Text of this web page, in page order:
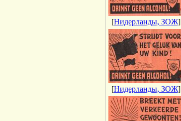
[Нидерланды, ЗОЖ]
[Нидерланды, ЗОЖ]